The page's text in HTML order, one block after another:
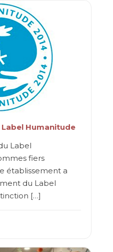
Humanitude
Label
fiers
établissement a
du Label
[…]